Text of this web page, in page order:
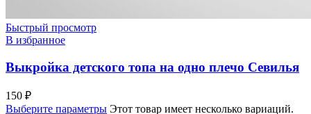
Быстрый просмотр
В избранное
Выкройка детского топа на одно плечо Севилья
150 ₽
Выберите параметры Этот товар имеет несколько вариаций.